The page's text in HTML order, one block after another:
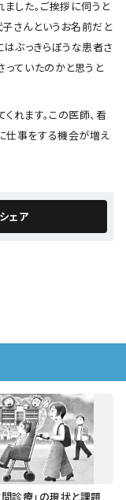
ました。ご挨拶に伺うと
さんというお名前だと
はぶっきらぼうな患者さ
っていたのかと思うと
れます。この医師、看
仕事をする機会が増え
問診療」の現状と課題